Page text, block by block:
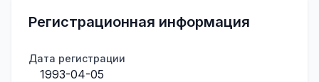
Регистрационная информация
Дата регистрации
1993-04-05